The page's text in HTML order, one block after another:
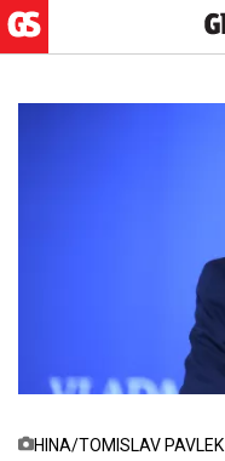
HINA/TOMISLAV PAVLEK